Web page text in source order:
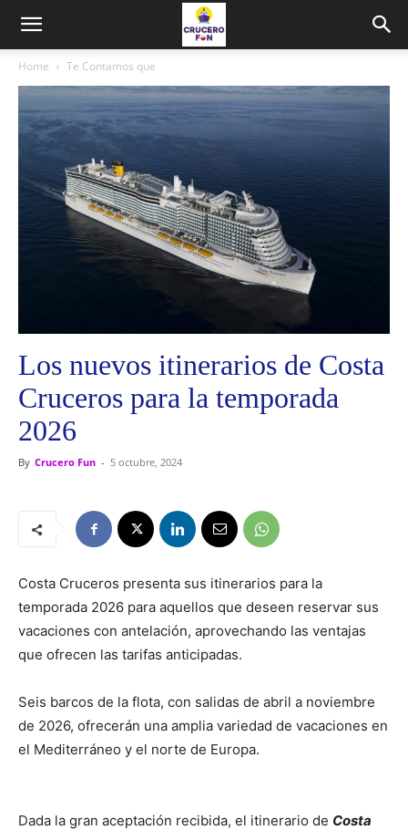
Home Te Contamos que
Los nuevos itinerarios de Costa
Cruceros para la temporada
2026
By Crucero Fun - 5 octubre, 2024
Costa Cruceros presenta sus itinerarios para la
temporada 2026 para aquellos que deseen reservar sus
vacaciones con antelación, aprovechando las ventajas
que ofrecen las tarifas anticipadas.
Seis barcos de la flota, con salidas de abril a noviembre
de 2026, ofrecerán una amplia variedad de vacaciones en
el Mediterráneo y el norte de Europa.
Dada la gran aceptación recibida, el itinerario de Costa